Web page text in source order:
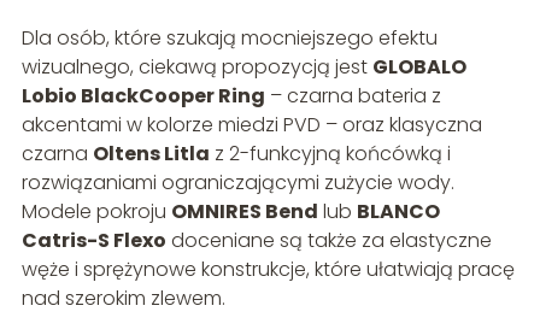
Dla osób, które szukają mocniejszego efektu
wizualnego, ciekawą propozycją jest GLOBALO
Lobio BlackCooper Ring – czarna bateria z
akcentami w kolorze miedzi PVD – oraz klasyczna
czarna Oltens Litla z 2-funkcyjną końcówką i
rozwiązaniami ograniczającymi zużycie wody.
Modele pokroju OMNIRES Bend lub BLANCO
Catris-S Flexo doceniane są także za elastyczne
węże i sprężynowe konstrukcje, które ułatwiają pracę
nad szerokim zlewem.